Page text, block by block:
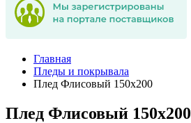
Главная
Пледы и покрывала
Плед Флисовый 150х200
Плед Флисовый 150х200